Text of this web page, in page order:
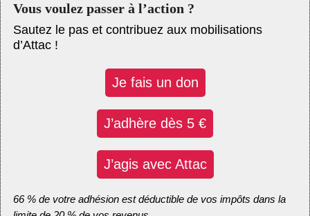
Vous voulez passer à l’action ?
Sautez le pas et contribuez aux mobilisations
d’Attac !
Je fais un don
J’adhère dès 5 €
J’agis avec Attac
66 % de votre adhésion est déductible de vos impôts dans la